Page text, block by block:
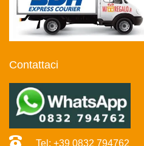
Contattaci
Tel: +39 0832 794762